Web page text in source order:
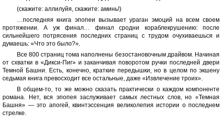
(скажите: аллилуйя, скажите: аминь!)
…последняя книга эпопеи вызывает ураган эмоций на всем своем
протяжении. А уж финал… финал сродни кораблекрушению: после
сильнейшего потрясения последних страниц с трудом очухиваешься и
думаешь: «Что это было?».
Все 800 страниц тома наполнены безостановочным драйвом. Начиная
от схватки в «Дикси-Пиг» и заканчивая поворотом ручки последней двери
Темной Башни. Есть, конечно, краткие передышки, но в целом по экшену
седьмая книга превосходит все остальные, даже «Извлечение троих».
В общем-то, то же можно сказать практически о каждом компоненте
романа. Нет, вся эпопея заслуживает самых лестных слов, но «Темная
Башня» — это апогей, квинтэссенция великолепия истории о последнем
стрелке.